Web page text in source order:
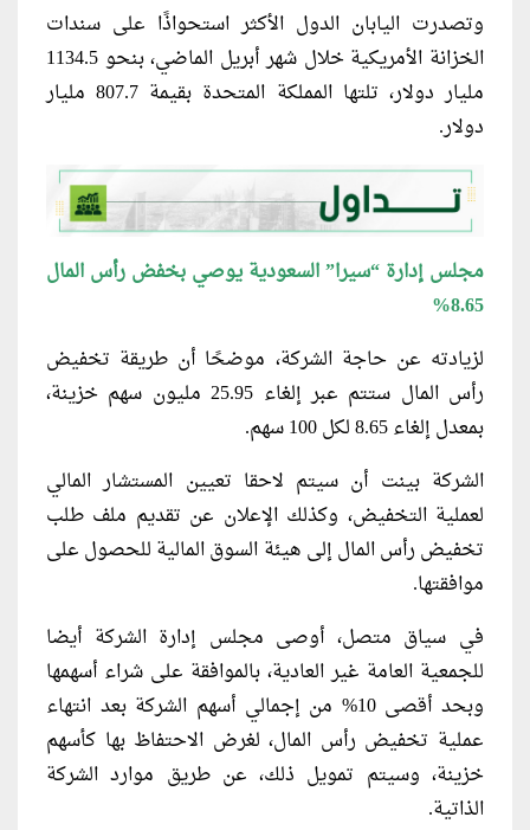
وتصدرت اليابان الدول الأكثر استحواذًا على سندات
الخزانة الأمريكية خلال شهر أبريل الماضي، بنحو 1134.5
مليار دولار، تلتها المملكة المتحدة بقيمة 807.7 مليار
دولار.
مجلس إدارة “سيرا” السعودية يوصي بخفض رأس المال
8.65%
لزيادته عن حاجة الشركة، موضحًا أن طريقة تخفيض
رأس المال ستتم عبر إلغاء 25.95 مليون سهم خزينة،
بمعدل إلغاء 8.65 لكل 100 سهم.
الشركة بينت أن سيتم لاحقا تعيين المستشار المالي
لعملية التخفيض، وكذلك الإعلان عن تقديم ملف طلب
تخفيض رأس المال إلى هيئة السوق المالية للحصول على
موافقتها.
في سياق متصل، أوصى مجلس إدارة الشركة أيضا
للجمعية العامة غير العادية، بالموافقة على شراء أسهمها
وبحد أقصى 10% من إجمالي أسهم الشركة بعد انتهاء
عملية تخفيض رأس المال، لغرض الاحتفاظ بها كأسهم
خزينة، وسيتم تمويل ذلك، عن طريق موارد الشركة
الذاتية.